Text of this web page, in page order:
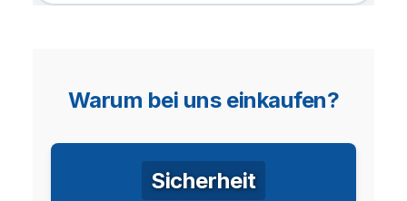
Warum bei uns einkaufen?
Sicherheit